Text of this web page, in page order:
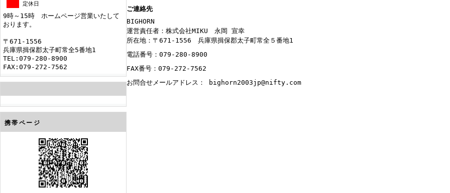
定休日
9時～15時 ホームページ営業いたして
おります。
〒671-1556
兵庫県揖保郡太子町常全5番地1
TEL:079-280-8900
FAX:079-272-7562
携帯ページ
ご連絡先
BIGHORN
運営責任者：株式会社MIKU 永岡 宣幸
所在地：〒671-1556 兵庫県揖保郡太子町常全５番地1
電話番号：079-280-8900
FAX番号：079-272-7562
お問合せメールアドレス： bighorn2003jp@nifty.com